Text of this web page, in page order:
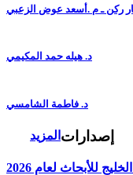
ركن ـ م .أسعد عوض الزعبي
د. هيله حمد المكيمي
د. فاطمة الشامسي
المزيد إصدارات
للأبحاث لعام 2026